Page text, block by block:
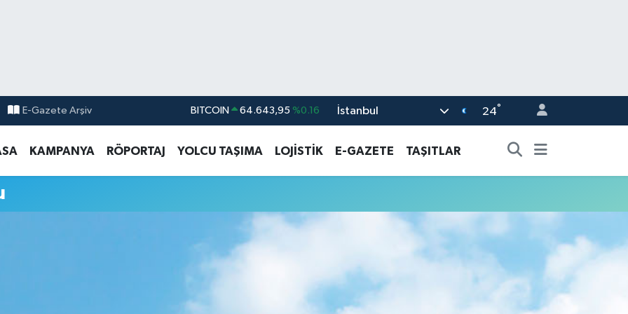
E-Gazete Arşiv BITCOIN 64.643,95 %0.16
GRAM ALTIN 6500.87 %0.12
İstanbul 24°
KAMPANYA RÖPORTAJ YOLCU TAŞIMA LOJİSTİK E-GAZETE TAŞITLAR